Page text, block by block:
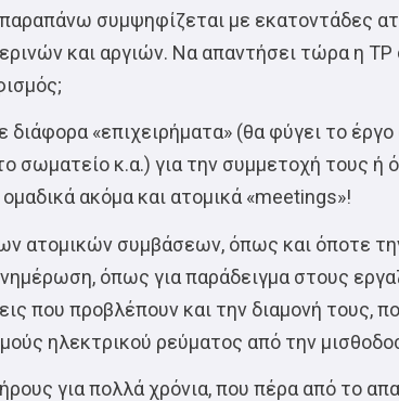
συμψηφίζεται με εκατοντάδες
και αργιών. Να απαντήσει τώρα η TP
διάφορα «επιχειρήματα» (θα φύγει το
σωματείο κ.α.) για την συμμετοχή τους ή
ακόμα και ατομικά «meetings»!
ατομικών συμβάσεων, όπως και όποτε
όπως για παράδειγμα στους
που προβλέπουν και την διαμονή τους,
ηλεκτρικού ρεύματος από την
για πολλά χρόνια, που πέρα από το